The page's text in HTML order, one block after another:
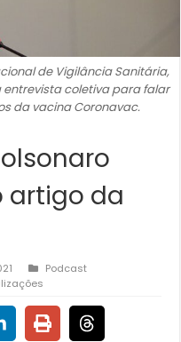
de Vigilância Sanitária,
entrevista coletiva para falar
da vacina Coronavac.
artigo da
Podcast